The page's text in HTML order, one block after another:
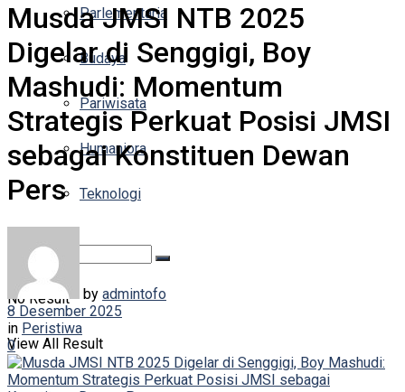
Parlementaria
Budaya
Pariwisata
Humaniora
Teknologi
No Result
View All Result
Musda JMSI NTB 2025
Digelar di Senggigi, Boy
Mashudi: Momentum
Strategis Perkuat Posisi JMSI
sebagai Konstituen Dewan
Pers
by admintofo
8 Desember 2025
in Peristiwa
0